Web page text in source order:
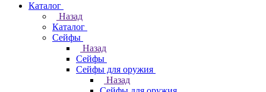
Каталог
Назад
Каталог
Cейфы
Назад
Cейфы
Cейфы для оружия
Назад